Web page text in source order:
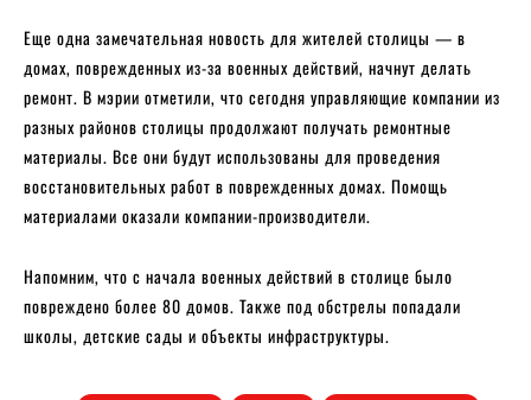
Еще одна замечательная новость для жителей столицы — в
домах, поврежденных из-за военных действий, начнут делать
ремонт. В мэрии отметили, что сегодня управляющие компании из
разных районов столицы продолжают получать ремонтные
материалы. Все они будут использованы для проведения
восстановительных работ в поврежденных домах. Помощь
материалами оказали компании-производители.
Напомним, что с начала военных действий в столице было
повреждено более 80 домов. Также под обстрелы попадали
школы, детские сады и объекты инфраструктуры.